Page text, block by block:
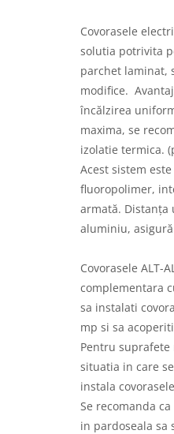
Degivrare tevi, conducte, kit
Termostate si accesorii
Radiatoare electrice cu
Kit complet incalzire in
Covorasele
solutia potrivita
parchet laminat,
modifice.
încălzirea
maxima, se
izolatie termica.
Acest sistem
fluoropolimer,
armată. Distanța
aluminiu,
Covorasele ALT-
complementara
sa instalati
mp si sa
Pentru
situatia in care
instala
Se recomanda
in pardoseala sa